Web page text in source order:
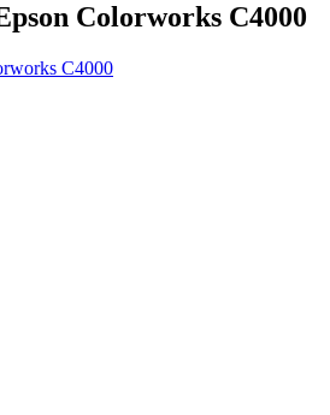
Colorworks C4000
C4000